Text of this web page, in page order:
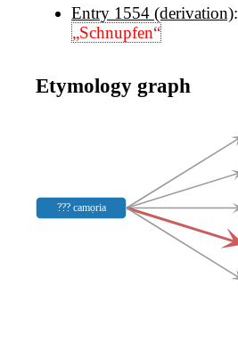
Entry 1554 (derivation):
„Schnupfen“
Etymology graph
??? camọria